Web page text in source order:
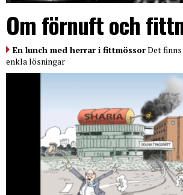
Om förnuft och
En lunch med herrar i fittmössorDet
enkla lösningar